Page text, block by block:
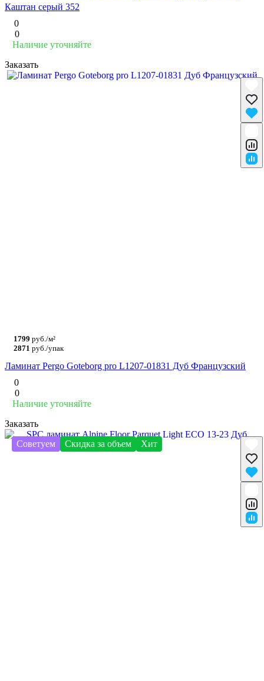
Каштан серый 352
0
0
Наличие уточняйте
Заказать
1799 руб./м²
2871 руб./упак
Ламинат Pergo Goteborg pro L1207-01831 Дуб Французский
0
0
Наличие уточняйте
Заказать
Советуем
Скидка за объем Хит